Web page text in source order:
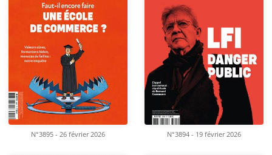
N°3895 - 26 février 2026 N°3894 - 19 février 2026